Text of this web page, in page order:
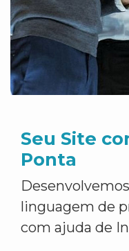
Seu Site
Ponta
linguagem de
com ajuda de